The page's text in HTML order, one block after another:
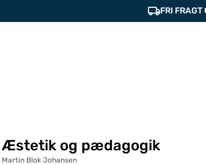
FRI
Æstetik og pædagogik
Martin Blok Johansen